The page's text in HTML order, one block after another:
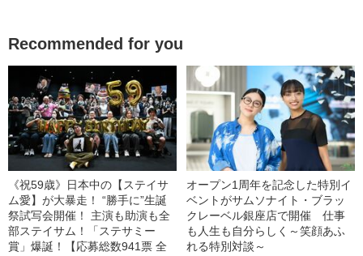
Recommended for you
《祝59歳》日本中の【ステイサ
ム愛】が大暴走！ “勝手に”生誕
祭試写会開催！ 主演も助演も全
部ステイサム！「ステサミー
賞」爆誕！【応募総数941票 全
オープン1周年を記念した特別イ
ベントがサムソナイト・ブラッ
クレーベル銀座店で開催 仕事
も人生も自分らしく～笑顔あふ
れる特別対談～